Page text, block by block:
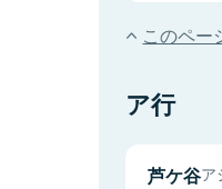
このペー
ア行
芦ケ谷ア